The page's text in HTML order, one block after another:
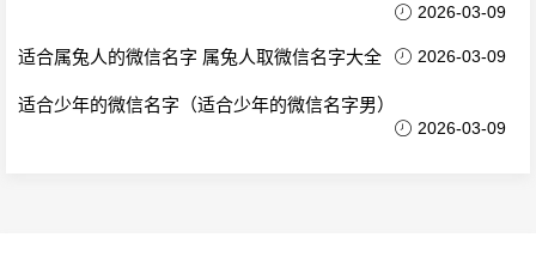
2026-03-09
适合属兔人的微信名字 属兔人取微信名字大全 2026-03-09
适合少年的微信名字（适合少年的微信名字男）
2026-03-09